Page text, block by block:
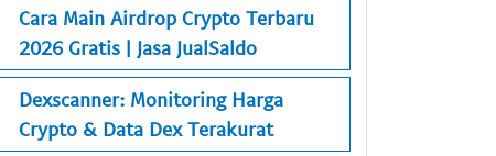
Cara Main Airdrop Crypto Terbaru
2026 Gratis | Jasa JualSaldo
Dexscanner: Monitoring Harga
Crypto & Data Dex Terakurat